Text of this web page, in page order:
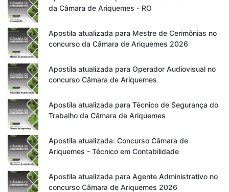
da Câmara de Ariquemes - RO
Apostila atualizada para Mestre de Cerimônias no
concurso da Câmara de Ariquemes 2026
Apostila atualizada para Operador Audiovisual no
concurso Câmara de Ariquemes
Apostila atualizada para Técnico de Segurança do
Trabalho da Câmara de Ariquemes
Apostila atualizada: Concurso Câmara de
Ariquemes - Técnico em Contabilidade
Apostila atualizada para Agente Administrativo no
concurso Câmara de Ariquemes 2026